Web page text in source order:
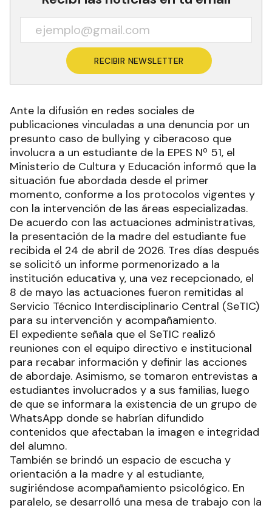
RECIBIR NEWSLETTER
Ante la difusión en redes sociales de
publicaciones vinculadas a una denuncia por un
presunto caso de bullying y ciberacoso que
involucra a un estudiante de la EPES Nº 51, el
Ministerio de Cultura y Educación informó que la
situación fue abordada desde el primer
momento, conforme a los protocolos vigentes y
con la intervención de las áreas especializadas.
De acuerdo con las actuaciones administrativas,
la presentación de la madre del estudiante fue
recibida el 24 de abril de 2026. Tres días después
se solicitó un informe pormenorizado a la
institución educativa y, una vez recepcionado, el
8 de mayo las actuaciones fueron remitidas al
Servicio Técnico Interdisciplinario Central (SeTIC)
para su intervención y acompañamiento.
El expediente señala que el SeTIC realizó
reuniones con el equipo directivo e institucional
para recabar información y definir las acciones
de abordaje. Asimismo, se tomaron entrevistas a
estudiantes involucrados y a sus familias, luego
de que se informara la existencia de un grupo de
WhatsApp donde se habrían difundido
contenidos que afectaban la imagen e integridad
del alumno.
También se brindó un espacio de escucha y
orientación a la madre y al estudiante,
sugiriéndose acompañamiento psicológico. En
paralelo, se desarrolló una mesa de trabajo con la